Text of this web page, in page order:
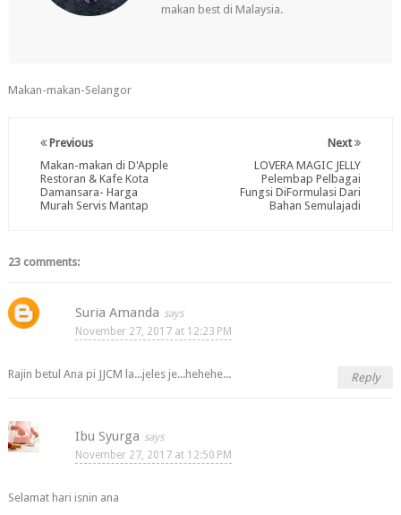
makan best di Malaysia.
Makan-makan-Selangor
Next
LOVERA MAGIC JELLY
Pelembap Pelbagai
Fungsi DiFormulasi Dari
Bahan Semulajadi
Previous
Makan-makan di D'Apple
Restoran & Kafe Kota
Damansara- Harga
Murah Servis Mantap
23 comments:
Suria Amanda
November 27, 2017 at 12:23 PM
Rajin betul Ana pi JJCM la...jeles je...hehehe... Reply
Ibu Syurga
November 27, 2017 at 12:50 PM
Selamat hari isnin ana